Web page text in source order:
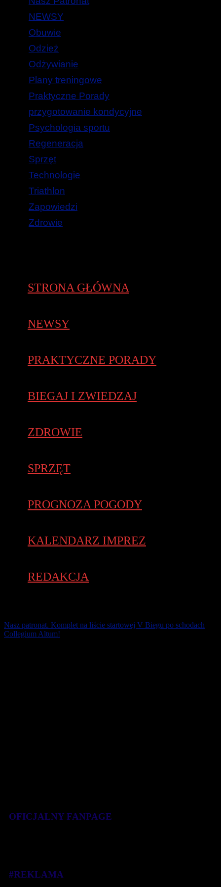
NEWSY
Obuwie
Odzież
Odżywianie
Plany treningowe
Praktyczne Porady
przygotowanie kondycyjne
Psychologia sportu
Regeneracja
Sprzęt
Technologie
Triathlon
Zapowiedzi
Zdrowie
STRONA GŁÓWNA
NEWSY
PRAKTYCZNE PORADY
BIEGAJ I ZWIEDZAJ
ZDROWIE
SPRZĘT
PROGNOZA POGODY
KALENDARZ IMPREZ
REDAKCJA
Nasz patronat. Komplet na liście startowej V Biegu po schodach
Collegium Altum!
OFICJALNY FANPAGE
#REKLAMA